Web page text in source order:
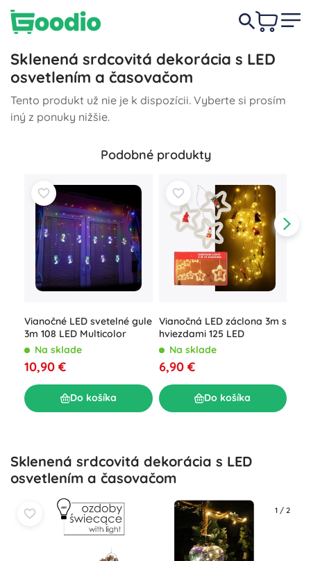
Sklenená srdcovitá dekorácia s LED
osvetlením a časovačom
Tento produkt už nie je k dispozícii. Vyberte si prosím
iný z ponuky nižšie.
Podobné produkty
Vianočné LED svetelné gule
3m 108 LED Multicolor
Na sklade
10,90 €
Do košíka
Vianočná LED záclona 3m s
hviezdami 125 LED
Na sklade
6,90 €
Do košíka
Sklenená srdcovitá dekorácia s LED
osvetlením a časovačom
1 / 2